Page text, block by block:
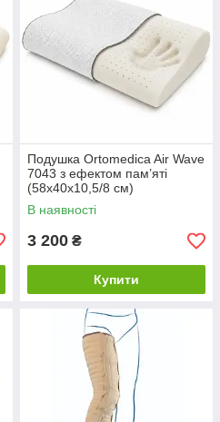
Подушка Ortomedica Air Wave
7043 з ефектом пам’яті
(58х40х10,5/8 см)
В наявності
3 200 ₴
Купити